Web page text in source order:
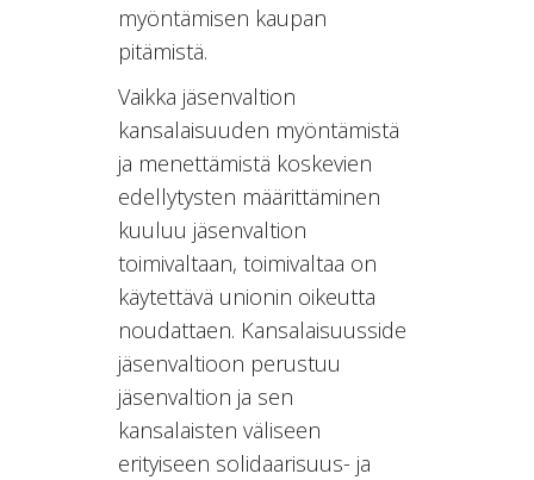
myöntämisen kaupan
pitämistä.
Vaikka jäsenvaltion
kansalaisuuden myöntämistä
ja menettämistä koskevien
edellytysten määrittäminen
kuuluu jäsenvaltion
toimivaltaan, toimivaltaa on
käytettävä unionin oikeutta
noudattaen. Kansalaisuusside
jäsenvaltioon perustuu
jäsenvaltion ja sen
kansalaisten väliseen
erityiseen solidaarisuus- ja